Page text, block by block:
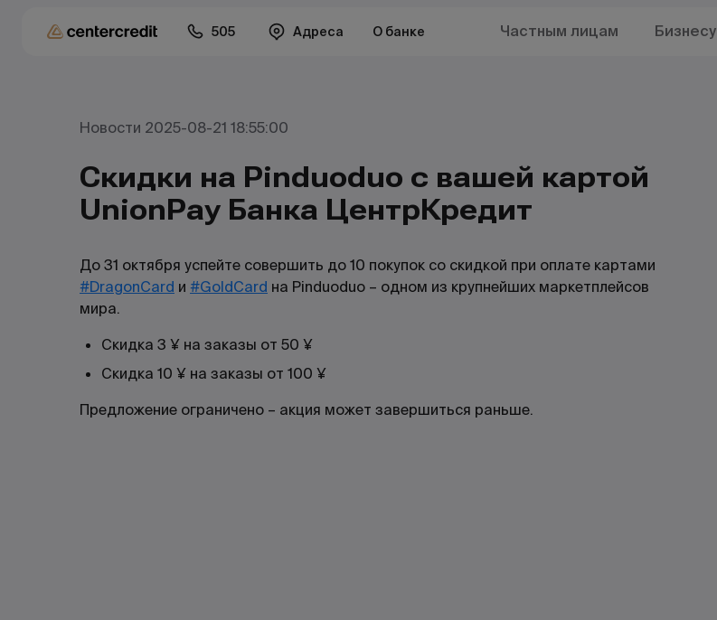
505 Адреса О банке Частным лицам Бизнесу
Новости 2025-08-21 18:55:00
Скидки на Pinduoduo с вашей картой
UnionPay Банка ЦентрКредит
До 31 октября успейте совершить до 10 покупок со скидкой при оплате картами
#DragonCard и #GoldCard на Pinduoduo – одном из крупнейших маркетплейсов
мира.
Скидка 3 ¥ на заказы от 50 ¥
Скидка 10 ¥ на заказы от 100 ¥
Предложение ограничено – акция может завершиться раньше.